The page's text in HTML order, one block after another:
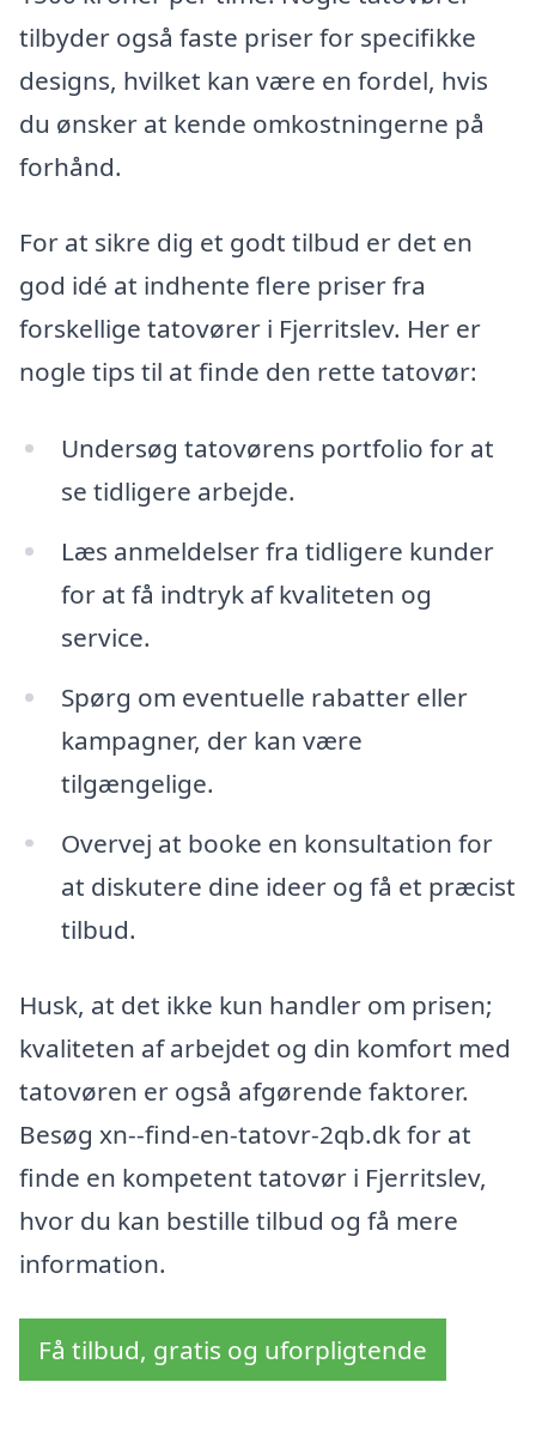
tilbyder også faste priser for specifikke
designs, hvilket kan være en fordel, hvis
du ønsker at kende omkostningerne på
forhånd.
For at sikre dig et godt tilbud er det en
god idé at indhente flere priser fra
forskellige tatovører i Fjerritslev. Her er
nogle tips til at finde den rette tatovør:
Undersøg tatovørens portfolio for at
se tidligere arbejde.
Læs anmeldelser fra tidligere kunder
for at få indtryk af kvaliteten og
service.
Spørg om eventuelle rabatter eller
kampagner, der kan være
tilgængelige.
Overvej at booke en konsultation for
at diskutere dine ideer og få et præcist
tilbud.
Husk, at det ikke kun handler om prisen;
kvaliteten af arbejdet og din komfort med
tatovøren er også afgørende faktorer.
Besøg xn--find-en-tatovr-2qb.dk for at
finde en kompetent tatovør i Fjerritslev,
hvor du kan bestille tilbud og få mere
information.
Få tilbud, gratis og uforpligtende